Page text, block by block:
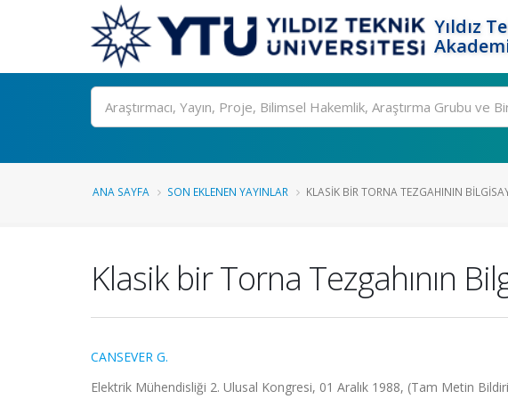
Yıldız
Ara
ANA SAYFA SON EKLENEN YAYINLAR KLASIK BIR TORNA TEZGAHININ
Klasik bir Torna Tezgahının
CANSEVER G.
Elektrik Mühendisliği 2. Ulusal Kongresi, 01 Aralık 1988, (Tam Metin